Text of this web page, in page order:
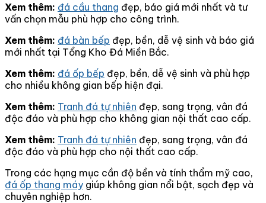
Xem thêm: đá cầu thang đẹp, báo giá mới nhất và tư
vấn chọn mẫu phù hợp cho công trình.
Xem thêm: đá bàn bếp đẹp, bền, dễ vệ sinh và báo giá
mới nhất tại Tổng Kho Đá Miền Bắc.
Xem thêm: đá ốp bếp đẹp, bền, dễ vệ sinh và phù hợp
cho nhiều không gian bếp hiện đại.
Xem thêm: Tranh đá tự nhiên đẹp, sang trọng, vân đá
độc đáo và phù hợp cho không gian nội thất cao cấp.
Xem thêm: Tranh đá tự nhiên đẹp, sang trọng, vân đá
độc đáo và phù hợp cho nội thất cao cấp.
Trong các hạng mục cần độ bền và tính thẩm mỹ cao,
đá ốp thang máy giúp không gian nổi bật, sạch đẹp và
chuyên nghiệp hơn.